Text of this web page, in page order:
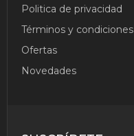
Politica de privacidad
Términos y condiciones
Ofertas
Novedades